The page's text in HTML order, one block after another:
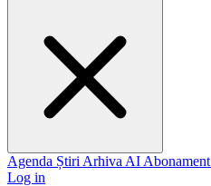
Agenda Știri Arhiva AI Abonament
Log in